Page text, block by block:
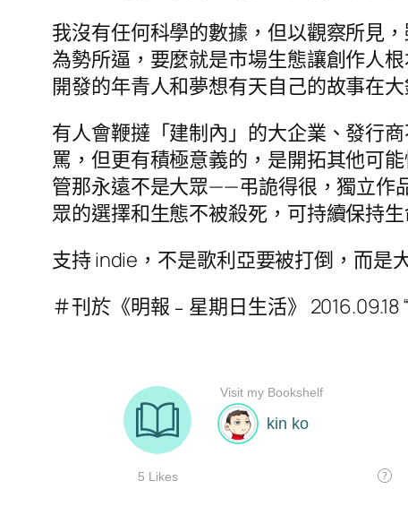
我沒有任何科學的數據，但以觀察所見
為勢所逼，要麼就是市場生態讓創作人
開發的年青人和夢想有天自己的故事在
有人會鞭撻「建制內」的大企業、發行
罵，但更有積極意義的，是開拓其他可
管那永遠不是大眾——弔詭得很，獨立作
眾的選擇和生態不被殺死，可持續保持生
支持 indie，不是歌利亞要被打倒，而是
＃刊於《明報﹣星期日生活》 2016.09.18